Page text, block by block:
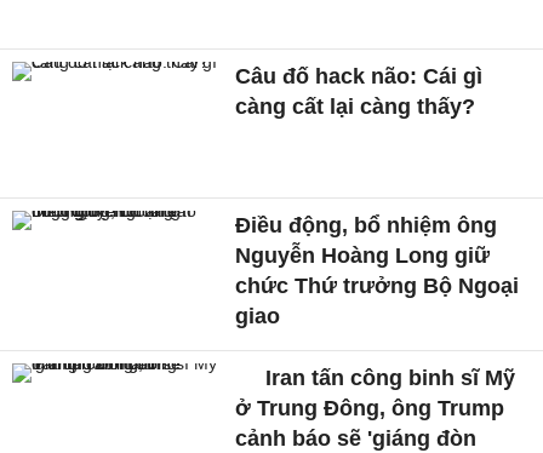
Câu đố hack não: Cái gì
càng cất lại càng thấy?
Điều động, bổ nhiệm ông
Nguyễn Hoàng Long giữ
chức Thứ trưởng Bộ Ngoại
giao
Iran tấn công binh sĩ Mỹ
ở Trung Đông, ông Trump
cảnh báo sẽ 'giáng đòn